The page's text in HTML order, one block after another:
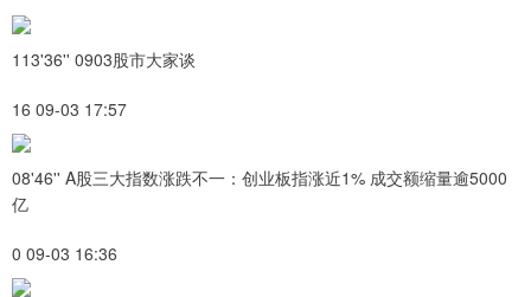
113'36'' 0903股市大家谈
16 09-03 17:57
08'46'' A股三大指数涨跌不一：创业板指涨近1% 成交额缩量逾5000
亿
0 09-03 16:36